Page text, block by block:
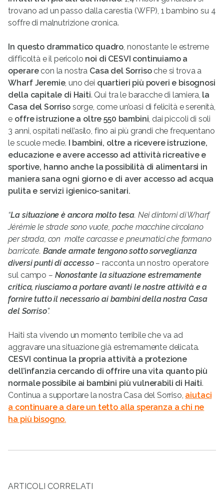
trovano ad un passo dalla carestia (WFP), 1 bambino su 4
soffre di malnutrizione cronica.
In questo drammatico quadro, nonostante le estreme
difficoltà e il pericolo noi di CESVI continuiamo a
operarecon la nostra Casa del Sorrisoche si trova a
Wharf Jeremie, uno dei quartieri più poveri e bisognosi
della capitale di Haiti. Qui tra le baracche di lamiera, la
Casa del Sorrisosorge, come un’oasi di felicità e serenità,
e offre istruzione a oltre 550 bambini, dai piccoli di soli
3 anni, ospitati nell’asilo, fino ai più grandi che frequentano
le scuole medie. I bambini, oltre a ricevere istruzione,
educazione e avere accesso ad attività ricreative e
sportive, hanno anche la possibilità di alimentarsi in
maniera sana ogni giorno e di aver accesso ad acqua
pulita e servizi igienico-sanitari.
“La situazione è ancora molto tesa. Nei dintorni di Wharf
Jérémie le strade sono vuote, poche macchine circolano
per strada, con molte carcasse e pneumatici che formano
barricate. Bande armate tengono sotto sorveglianza
diversi punti di accesso–racconta un nostro operatore
sul campo – Nonostante la situazione estremamente
critica, riusciamo a portare avanti le nostre attività e a
fornire tutto il necessario ai bambini della nostra Casa
del Sorriso”.
Haiti sta vivendo un momento terribile che va ad
aggravare una situazione già estremamente delicata.
CESVI continua la propria attività a protezione
dell’infanzia cercando di offrire una vita quanto più
normale possibile ai bambini più vulnerabili di Haiti.
Continua a supportare la nostra Casa del Sorriso, aiutaci
a continuare a dare un tetto alla speranza a chi ne
ha più bisogno.
ARTICOLI CORRELATI